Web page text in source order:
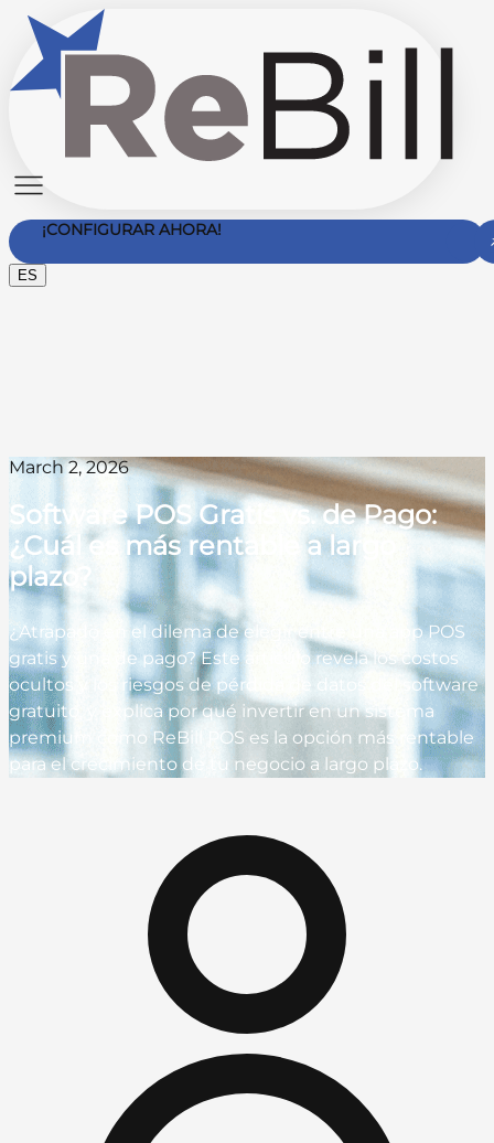
¡CONFIGURAR AHORA!
ES
March 2, 2026
Software POS Gratis vs. de Pago:
¿Cuál es más rentable a largo
plazo?
¿Atrapado en el dilema de elegir entre una app POS
gratis y una de pago? Este artículo revela los costos
ocultos y los riesgos de pérdida de datos del software
gratuito, y explica por qué invertir en un sistema
premium como ReBill POS es la opción más rentable
para el crecimiento de tu negocio a largo plazo.